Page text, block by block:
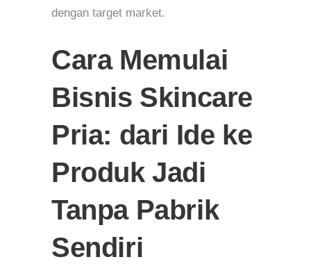
dengan target market.
Cara Memulai
Bisnis Skincare
Pria: dari Ide ke
Produk Jadi
Tanpa Pabrik
Sendiri